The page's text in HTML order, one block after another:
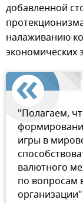
добавленной
налаживанию
экономических
"Полагаем,
игры в
валютного
по вопросам